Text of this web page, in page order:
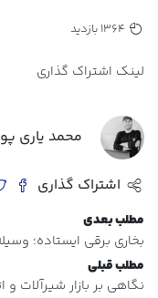
لینک اشتراک گذاری
محمد یاری
اشتراک گذاری
مطلب قبلی
نگاهی بر بازار شیرآلات و
مطلب بعدی
بخاری برقی ایستاده؛